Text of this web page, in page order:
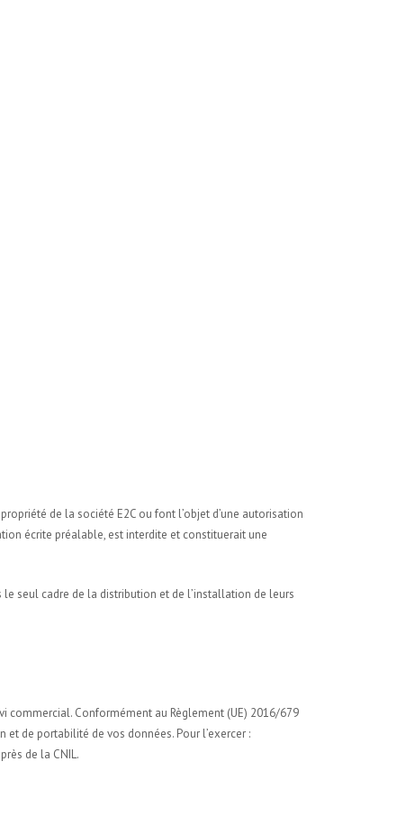
de la société E2C ou font l’objet d’une autorisation
écrite préalable, est interdite et constituerait une
seul cadre de la distribution et de l’installation de leurs
Conformément au Règlement (UE) 2016/679
et de portabilité de vos données. Pour l’exercer :
de la CNIL.